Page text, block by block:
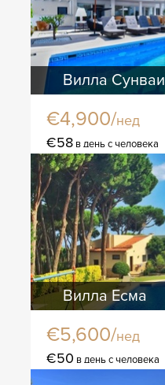
Вилла Сунваи
€4,900/нед
€58 в день с человека
Вилла Есма
€5,600/нед
€50 в день с человека